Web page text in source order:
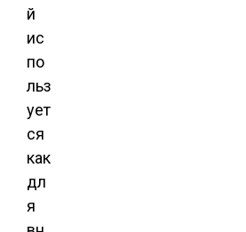
й
ис
по
льз
ует
ся
как
дл
я